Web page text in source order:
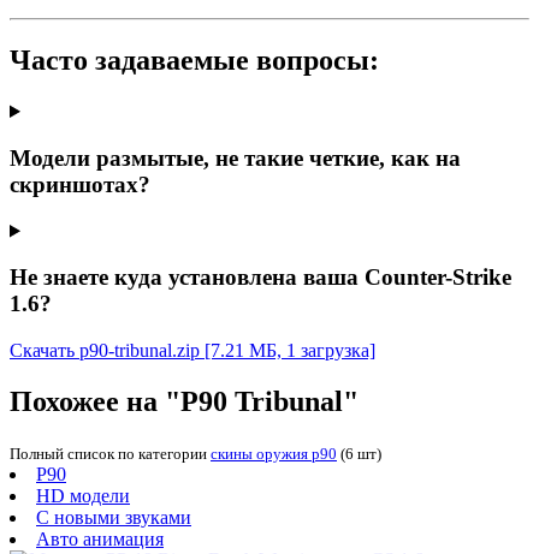
Часто задаваемые вопросы:
Модели размытые, не такие четкие, как на
скриншотах?
Не знаете куда установлена ваша Counter-Strike
1.6?
Скачать p90-tribunal.zip [7.21 МБ, 1 загрузка]
Похожее на "P90 Tribunal"
Полный список по категории скины оружия p90 (6 шт)
P90
HD модели
С новыми звуками
Авто анимация